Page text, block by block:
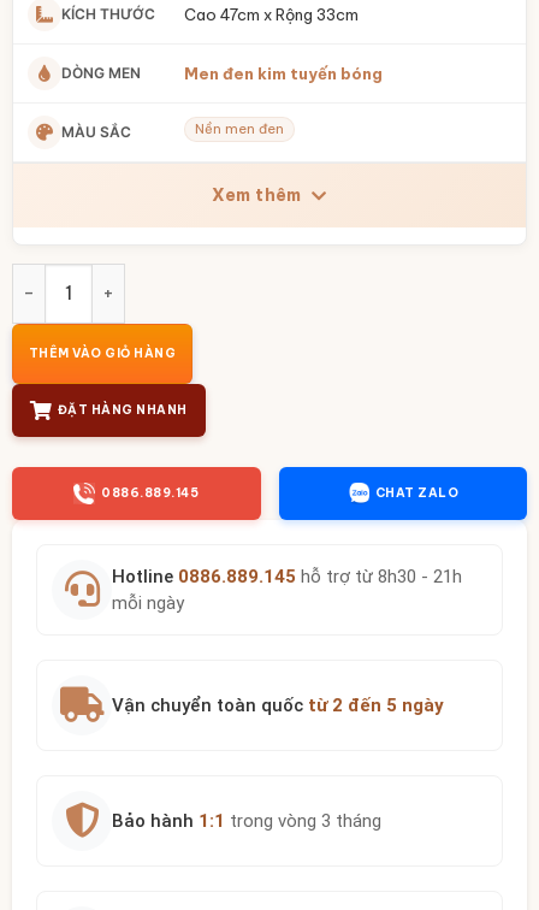
KÍCH THƯỚC Cao 47cm x Rộng 33cm
DÒNG MEN Men đen kim tuyến bóng
MÀU SẮC Nền men đen
Xem thêm
THÊM VÀO GIỎ HÀNG
ĐẶT HÀNG NHANH
0886.889.145 CHAT ZALO
Hotline 0886.889.145 hỗ trợ từ 8h30 - 21h
mỗi ngày
Vận chuyển toàn quốc từ 2 đến 5 ngày
Bảo hành 1:1 trong vòng 3 tháng